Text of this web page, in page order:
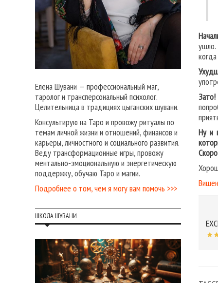
Ну и
Елена Шувани — профессиональный маг,
таролог и трансперсональный психолог.
Целительница в традициях цыганских шувани.
Консультирую на Таро и провожу ритуалы по
темам личной жизни и отношений, финансов и
карьеры, личностного и социального развития.
Веду трансформационные игры, провожу
ментально-эмоциональную и энергетическую
поддержку, обучаю Таро и магии.
Подробнее о том, чем я могу вам помочь >>>
ШКОЛА ШУВАНИ